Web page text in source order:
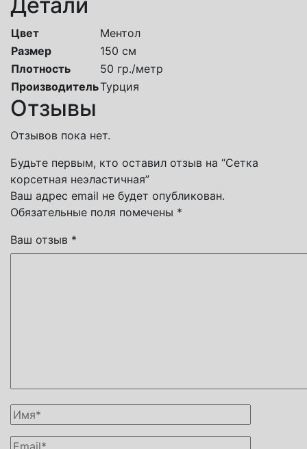
Цвет
Ментол
Размер
150 см
Плотность
50 гр./метр
ПроизводительТурция
Отзывы
Отзывов пока нет.
Будьте первым, кто оставил отзыв на “Сетка
корсетная неэластичная”
Ваш адрес email не будет опубликован.
Обязательные поля помечены *
Ваш отзыв *